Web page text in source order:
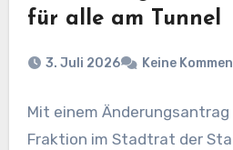
für alle am Tunnel
3. Juli 2026 Keine
Mit einem Änderungsantrag
Fraktion im Stadtrat der